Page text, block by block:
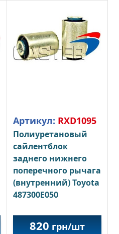
Артикул: RXD1095
Полиуретановый
сайлентблок
заднего нижнего
поперечного рычага
(внутренний) Toyota
487300E050
820 грн/шт